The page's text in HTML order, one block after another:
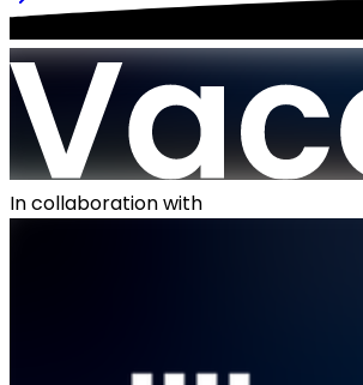
In collaboration with